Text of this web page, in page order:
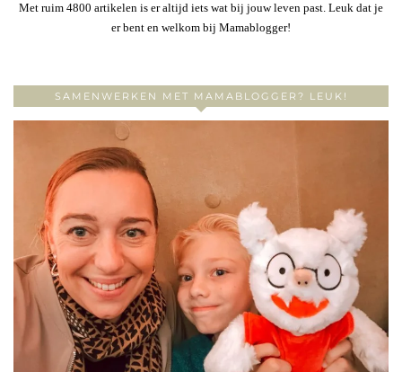
Met ruim 4800 artikelen is er altijd iets wat bij jouw leven past. Leuk dat je
er bent en welkom bij Mamablogger!
SAMENWERKEN MET MAMABLOGGER? LEUK!